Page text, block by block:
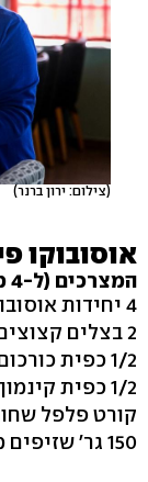
(צילום: ירון ברנר)
אוסובוקו
המצרכים (ל-4 מנות):
4 יחידות אוסובוקו טלה
2 בצלים קצוצים
1/2 כפית כורכום
1/2 כפית קינמון
קורט פלפל
150 גר' שזיפים מיובשים, ללא גלעינים